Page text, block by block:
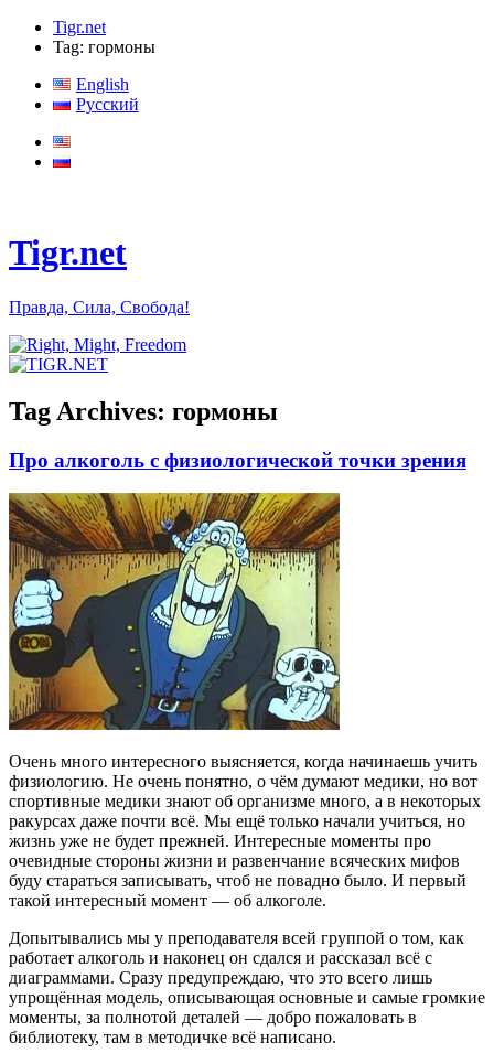
Tigr.net
Tag: гормоны
English
Русский
Tigr.net
Правда, Сила, Свобода!
Tag Archives: гормоны
Про алкоголь с физиологической точки зрения
Очень много интересного выясняется, когда начинаешь учить
физиологию. Не очень понятно, о чём думают медики, но вот
спортивные медики знают об организме много, а в некоторых
ракурсах даже почти всё. Мы ещё только начали учиться, но
жизнь уже не будет прежней. Интересные моменты про
очевидные стороны жизни и развенчание всяческих мифов
буду стараться записывать, чтоб не повадно было. И первый
такой интересный момент — об алкоголе.
Допытывались мы у преподавателя всей группой о том, как
работает алкоголь и наконец он сдался и рассказал всё с
диаграммами. Сразу предупреждаю, что это всего лишь
упрощённая модель, описывающая основные и самые громкие
моменты, за полнотой деталей — добро пожаловать в
библиотеку, там в методичке всё написано.